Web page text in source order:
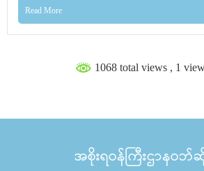
Read More
1068 total views , 1
အစိုးရဝန်ကြီးဌာနဝဘ်ဆို